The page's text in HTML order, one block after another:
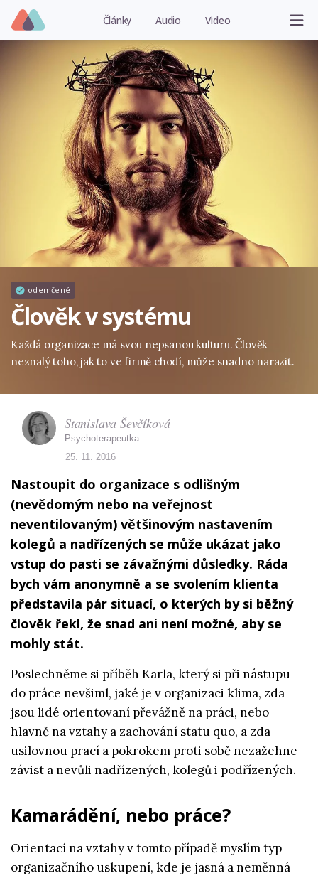
Články Audio Video
odemčené
Člověk v systému
Každá organizace má svou nepsanou kulturu. Člověk
neznalý toho, jak to ve firmě chodí, může snadno narazit.
Nastoupit do organizace s odlišným
(nevědomým nebo na veřejnost
neventilovaným) většinovým nastavením
kolegů a nadřízených se může ukázat jako
vstup do pasti se závažnými důsledky. Ráda
bych vám anonymně a se svolením klienta
představila pár situací, o kterých by si běžný
člověk řekl, že snad ani není možné, aby se
mohly stát.
Poslechněme si příběh Karla, který si při nástupu
do práce nevšiml, jaké je v organizaci klima, zda
jsou lidé orientovaní převážně na práci, nebo
hlavně na vztahy a zachování statu quo, a zda
usilovnou prací a pokrokem proti sobě nezažehne
závist a nevůli nadřízených, kolegů i podřízených.
Kamarádění, nebo práce?
Orientací na vztahy v tomto případě myslím typ
organizačního uskupení, kde je jasná a neměnná
Stanislava Ševčíková
Psychoterapeutka
25. 11. 2016